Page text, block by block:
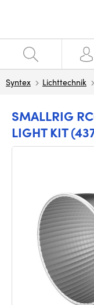
Syntex Lichttechnik
SMALLRIG
LIGHT KIT